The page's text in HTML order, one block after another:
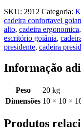
SKU: 2912 Categoria:
cadeira confortavel
alto, cadeira ergonomica,
escritório goiânia,
presidente, cadeira
Informação
Peso
20 kg
Dimensões 10 × 10 ×
Produtos